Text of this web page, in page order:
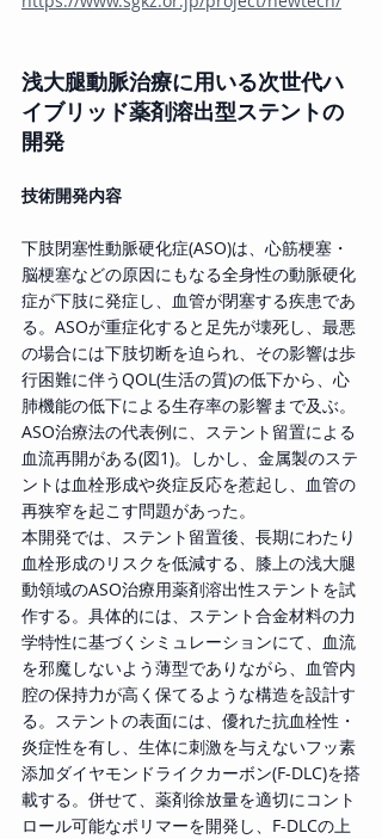
浅大腿動脈治療に用いる次世代ハ
イブリッド薬剤溶出型ステントの
開発
技術開発内容
下肢閉塞性動脈硬化症(ASO)は、心筋梗塞・
脳梗塞などの原因にもなる全身性の動脈硬化
症が下肢に発症し、血管が閉塞する疾患であ
る。ASOが重症化すると足先が壊死し、最悪
の場合には下肢切断を迫られ、その影響は歩
行困難に伴うQOL(生活の質)の低下から、心
肺機能の低下による生存率の影響まで及ぶ。
ASO治療法の代表例に、ステント留置による
血流再開がある(図1)。しかし、金属製のステ
ントは血栓形成や炎症反応を惹起し、血管の
再狭窄を起こす問題があった。
本開発では、ステント留置後、長期にわたり
血栓形成のリスクを低減する、膝上の浅大腿
動領域のASO治療用薬剤溶出性ステントを試
作する。具体的には、ステント合金材料の力
学特性に基づくシミュレーションにて、血流
を邪魔しないよう薄型でありながら、血管内
腔の保持力が高く保てるような構造を設計す
る。ステントの表面には、優れた抗血栓性・
炎症性を有し、生体に刺激を与えないフッ素
添加ダイヤモンドライクカーボン(F-DLC)を搭
載する。併せて、薬剤徐放量を適切にコント
ロール可能なポリマーを開発し、F-DLCの上